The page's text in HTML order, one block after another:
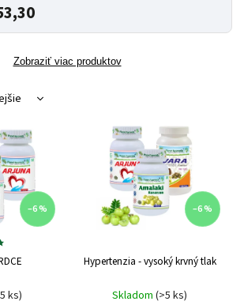
Zobraziť viac produktov
–6 %
ks)
–6 %
Hypertenzia - vysoký krvný tlak
Skladom (>5 ks)